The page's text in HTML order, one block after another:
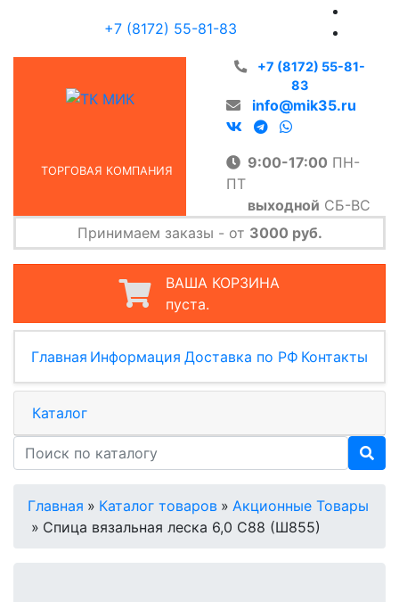
+7 (8172) 55-81-83
ТОРГОВАЯ КОМПАНИЯ
Принимаем заказы - от 3000 руб.
+7 (8172) 55-81-
83
info@mik35.ru
9:00-17:00 ПН-
ПТ
выходной СБ-ВС
ВАША КОРЗИНА
пуста.
Главная Информация Доставка по РФ Контакты
Каталог
Главная » Каталог товаров » Акционные Товары
» Спица вязальная леска 6,0 С88 (Ш855)